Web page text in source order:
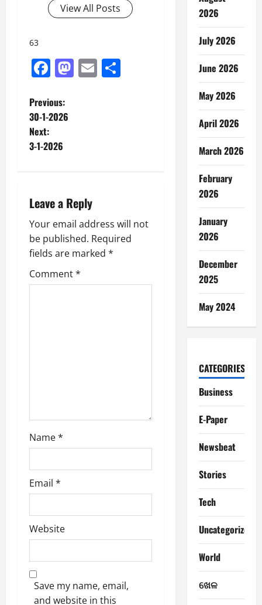
View All Posts
63
Facebook
Mastodon
Email
P
o
s
n
a
v
i
n
Previous:
30-1-2026
Next:
3-1-2026
Leave a Reply
Your email address will not
be published. Required
fields are marked *
Comment*
Name*
Email *
Website
Save my name, email,
and website in this
2026
July 2026
June 2026
May 2026
April 2026
March 2026
February
2026
January
2026
December
2025
May 2024
CATEGORIES
Business
E-Paper
Newsbeat
Stories
Tech
Uncategorized
World
ଖେଳ